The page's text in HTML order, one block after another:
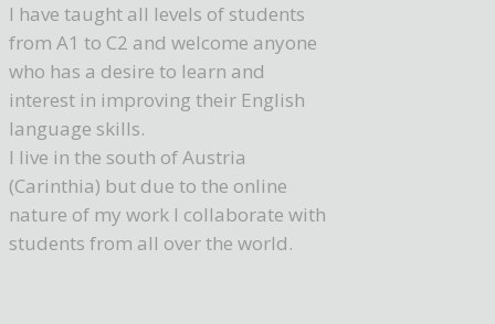
I have taught all levels of students
from A1 to C2 and welcome anyone
who has a desire to learn and
interest in improving their English
language skills.
I live in the south of Austria
(Carinthia) but due to the online
nature of my work I collaborate with
students from all over the world.